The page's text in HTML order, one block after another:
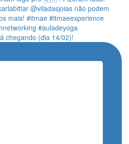
chegando (dia 14/02)!